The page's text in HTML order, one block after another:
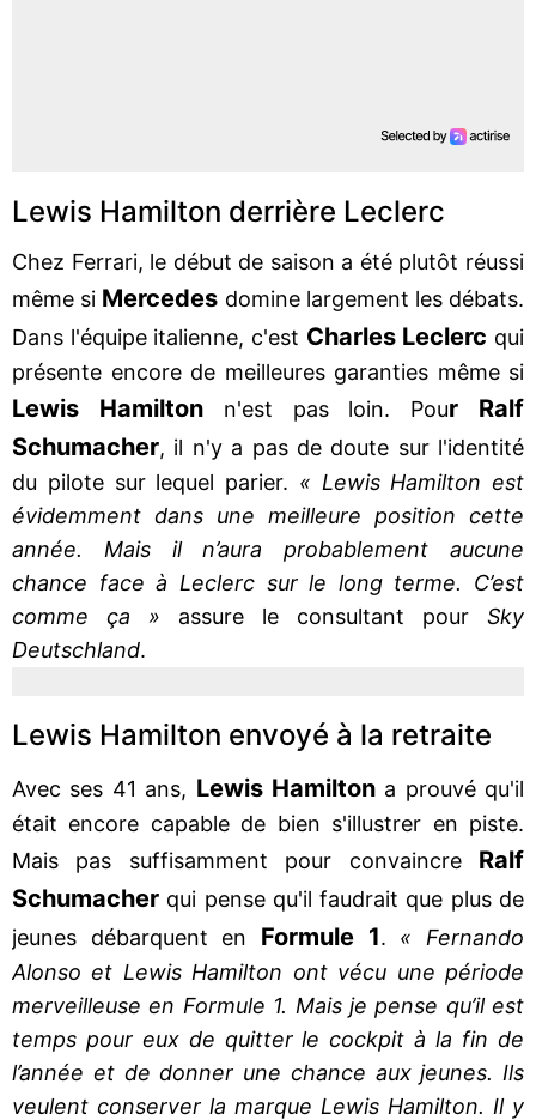
Lewis Hamilton derrière Leclerc
Chez Ferrari, le début de saison a été plutôt réussi
même si Mercedes domine largement les débats.
Dans l'équipe italienne, c'est Charles Leclerc qui
présente encore de meilleures garanties même si
Lewis Hamiltonn'est pas loin. Pour Ralf
Schumacher, il n'y a pas de doute sur l'identité
du pilote sur lequel parier. « Lewis Hamilton est
évidemment dans une meilleure position cette
année. Mais il n’aura probablement aucune
chance face à Leclerc sur le long terme. C’est
comme ça » assure le consultant pour Sky
Deutschland.
Lewis Hamilton envoyé à la retraite
Avec ses 41 ans, Lewis Hamilton a prouvé qu'il
était encore capable de bien s'illustrer en piste.
Mais pas suffisamment pour convaincre Ralf
Schumacher qui pense qu'il faudrait que plus de
jeunes débarquent en Formule 1. « Fernando
Alonso et Lewis Hamilton ont vécu une période
merveilleuse en Formule 1. Mais je pense qu’il est
temps pour eux de quitter le cockpit à la fin de
l’année et de donner une chance aux jeunes. Ils
veulent conserver la marque Lewis Hamilton. Il y